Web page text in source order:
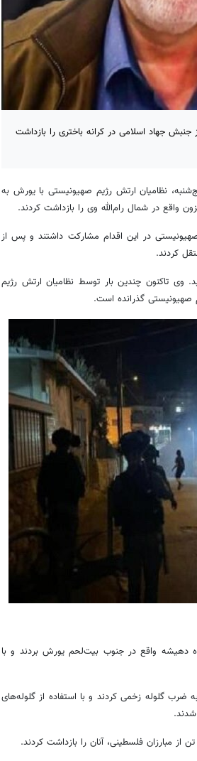
جهاد اسلامی در کرانه باختری را بازداشت
نظامیان ارتش رژیم صهیونیستی با یورش به
واقع در شمال رام‌الله وی را بازداشت کردند.
صهیونیستی در این اقدام مشارکت داشتند و پس از
کردند.
وی تاکنون چندین بار توسط نظامیان ارتش رژیم
دهیشه واقع در جنوب بیت‌لحمیورش بردند و با
گلوله زخمی کردند و با استفاده از گلوله‌های